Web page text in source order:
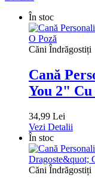
În stoc
Căni Îndrăgostiți
Cană
You 2" Cu
34,99 Lei
Vezi Detalii
În stoc
Căni Îndrăgostiți